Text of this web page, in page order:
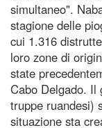
simultaneo".
stagione delle
cui 1.316
loro zone di
state
Cabo Delgado. Il
truppe ruandesi)
situazione sta